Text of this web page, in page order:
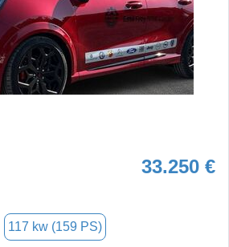
33.250 €
117 kw (159 PS)